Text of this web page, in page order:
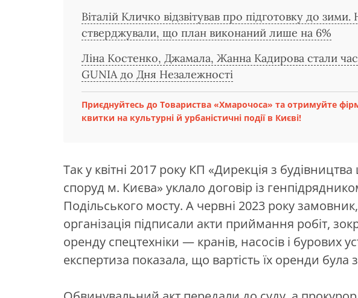
Віталій Кличко відзвітував про підготовку до
стверджували, що план виконаний лише на 6%
Ліна Костенко, Джамала, Жанна Кадирова стали
GUNIA до Дня Незалежності
Приєднуйтесь до Товариства «Хмарочоса» та отримуйте
квитки на культурні й урбаністичні події в Києві!
Так у квітні 2017 року КП «Дирекція з
споруд м. Києва» уклало договір із
Подільського мосту. А червні 2023 року
організація підписали акти приймання робіт,
оренду спецтехніки — кранів, насосів і бурових
експертиза показала, що вартість їх оренди була